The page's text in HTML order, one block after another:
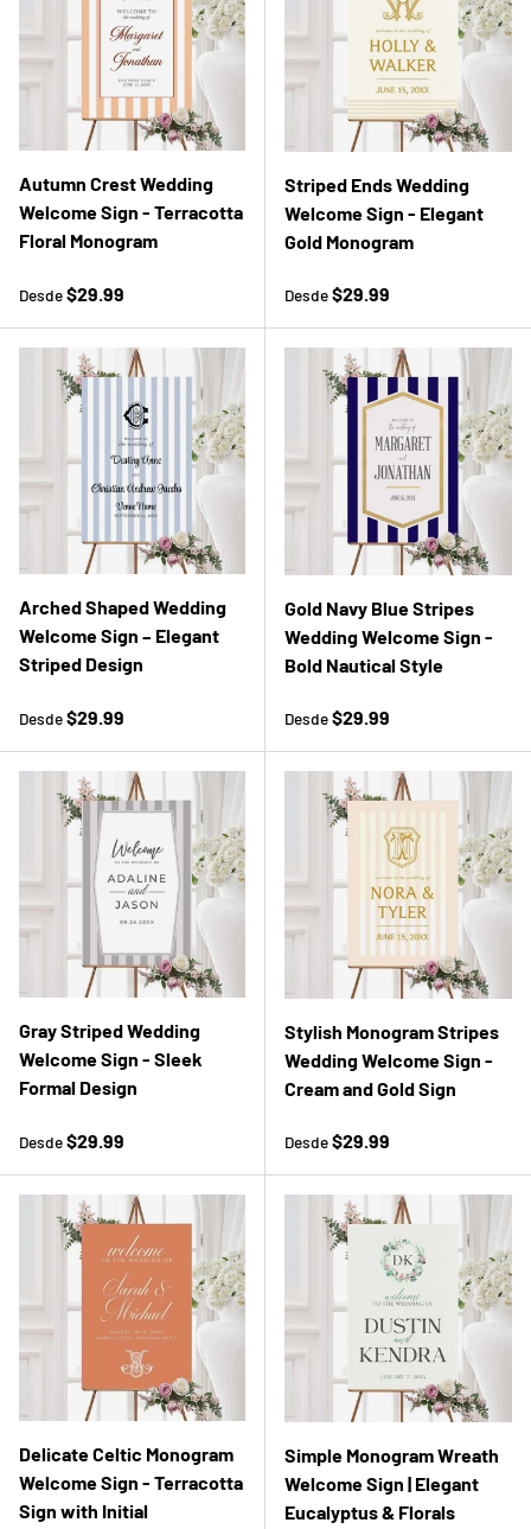
Autumn Crest Wedding
Welcome Sign - Terracotta
Floral Monogram
Precio normal
Desde$29.99
Striped Ends Wedding
Welcome Sign - Elegant
Gold Monogram
Precio normal
Desde$29.99
Arched Shaped Wedding
Welcome Sign – Elegant
Striped Design
Precio normal
Desde$29.99
Gold Navy Blue Stripes
Wedding Welcome Sign -
Bold Nautical Style
Precio normal
Desde$29.99
Gray Striped Wedding
Welcome Sign - Sleek
Formal Design
Precio normal
Desde$29.99
Stylish Monogram Stripes
Wedding Welcome Sign -
Cream and Gold Sign
Precio normal
Desde$29.99
Delicate Celtic Monogram
Welcome Sign - Terracotta
Sign with Initial
Simple Monogram Wreath
Welcome Sign | Elegant
Eucalyptus & Florals